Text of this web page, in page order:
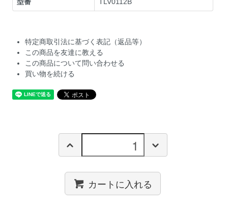
特定商取引法に基づく表記（返品等）
この商品を友達に教える
この商品について問い合わせる
買い物を続ける
カートに入れる